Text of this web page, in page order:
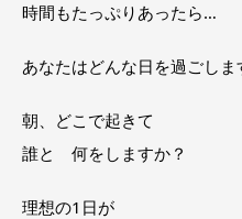
時間もたっぷりあったら…
あなたはどんな日を過ごしま
朝、どこで起きて
誰と 何をしますか？
理想の1日が